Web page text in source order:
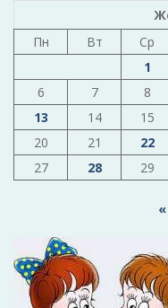
Пн
Вт Ср
1
6
7 8
13
14 15
20
21 22
27
28 29